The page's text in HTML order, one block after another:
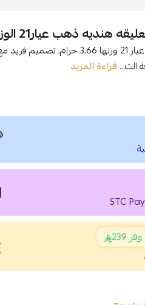
ذهب عيار21 الوزن 3.66 جرام
تعليقة هندية ذهب عيار 21
الت...قراءة المزيد